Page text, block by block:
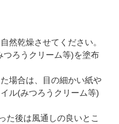
然乾燥させてください。
ろうクリーム等)を塗布
場合は、目の細かい紙や
ル(みつろうクリーム等)
た後は風通しの良いとこ